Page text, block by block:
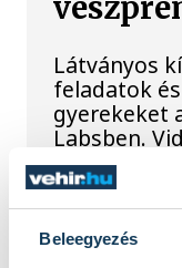
Beleegyezés
Látványos
feladatok
gyerekeket
Labsben.
Marietta, a
be, hogyan